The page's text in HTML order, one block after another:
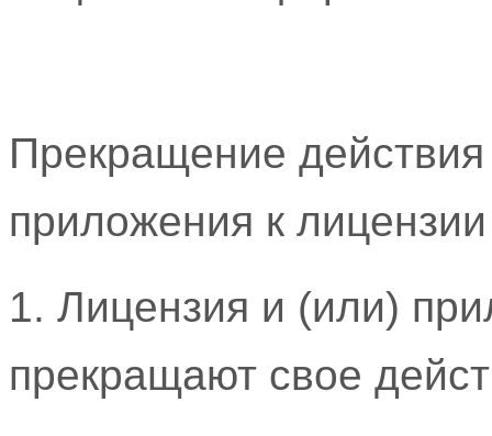
Прекращение
приложения к лицензии
1. Лицензия и (или)
прекращают свое